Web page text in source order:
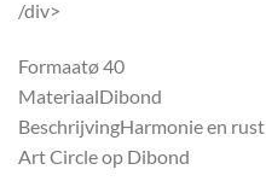
/div>
Formaatø 40
MateriaalDibond
BeschrijvingHarmonie en rust
Art Circle op Dibond